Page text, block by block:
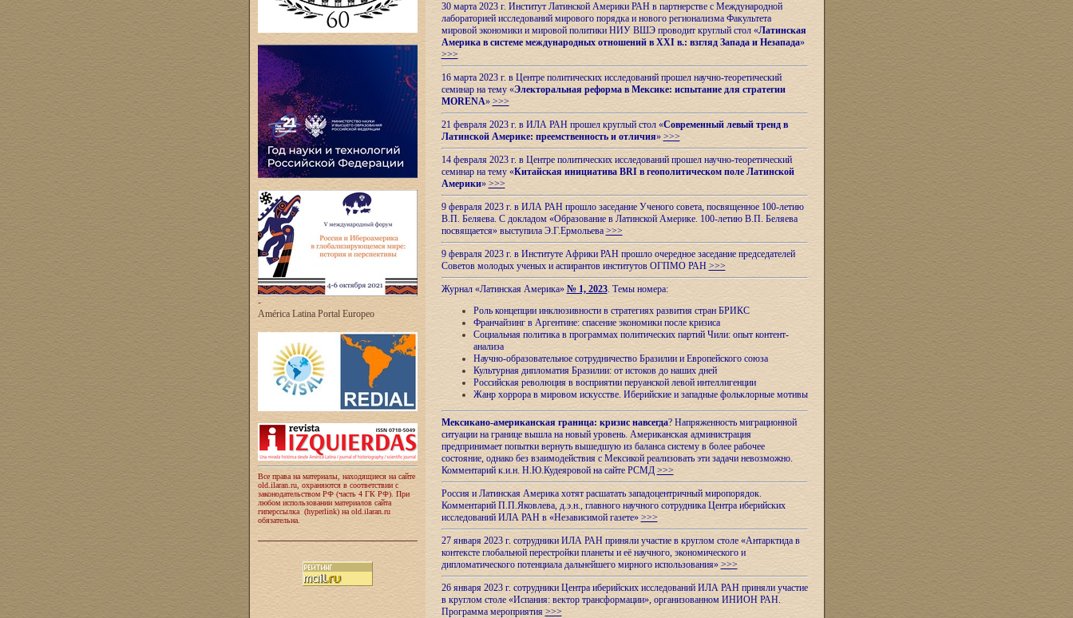
-
América Latina Portal Europeo
Все права на материалы, находящиеся на сайте
old.ilaran.ru, охраняются в соответствии с
законодательством РФ (часть 4 ГК РФ). При
любом использовании материалов сайта
гиперссылка (hyperlink) на old.ilaran.ru
обязательна.
30 марта 2023 г. Институт Латинской Америки РАН в партнерстве с Международной
лабораторией исследований мирового порядка и нового регионализма Факультета
мировой экономики и мировой политики НИУ ВШЭ проводит круглый стол «Латинская
Америка в системе международных отношений в XXI в.: взгляд Запада и Незапада»
>>>
16 марта 2023 г. в Центре политических исследований прошел научно-теоретический
семинар на тему «Электоральная реформа в Мексике: испытание для стратегии
MORENA» >>>
21 февраля 2023 г. в ИЛА РАН прошел круглый стол «Современный левый тренд в
Латинской Америке: преемственность и отличия» >>>
14 февраля 2023 г. в Центре политических исследований прошел научно-теоретический
семинар на тему «Китайская инициатива BRI в геополитическом поле Латинской
Америки» >>>
9 февраля 2023 г. в ИЛА РАН прошло заседание Ученого совета, посвященное 100-летию
В.П. Беляева. С докладом «Образование в Латинской Америке. 100-летию В.П. Беляева
посвящается» выступила Э.Г.Ермольева >>>
9 февраля 2023 г. в Институте Африки РАН прошло очередное заседание председателей
Советов молодых ученых и аспирантов институтов ОГПМО РАН >>>
Журнал «Латинская Америка» № 1, 2023. Темы номера:
Роль концепции инклюзивности в стратегиях развития стран БРИКС
Франчайзинг в Аргентине: спасение экономики после кризиса
Социальная политика в программах политических партий Чили: опыт контент-
анализа
Научно-образовательное сотрудничество Бразилии и Европейского союза
Культурная дипломатия Бразилии: от истоков до наших дней
Российская революция в восприятии перуанской левой интеллигенции
Жанр хоррора в мировом искусстве. Иберийские и западные фольклорные мотивы
Мексикано-американская граница: кризис навсегда? Напряженность миграционной
ситуации на границе вышла на новый уровень. Американская администрация
предпринимает попытки вернуть вышедшую из баланса систему в более рабочее
состояние, однако без взаимодействия с Мексикой реализовать эти задачи невозможно.
Комментарий к.и.н. Н.Ю.Кудеяровой на сайте РСМД >>>
Россия и Латинская Америка хотят расшатать западоцентричный миропорядок.
Комментарий П.П.Яковлева, д.э.н., главного научного сотрудника Центра иберийских
исследований ИЛА РАН в «Независимой газете» >>>
27 января 2023 г. сотрудники ИЛА РАН приняли участие в круглом столе «Антарктида в
контексте глобальной перестройки планеты и её научного, экономического и
дипломатического потенциала дальнейшего мирного использования» >>>
26 января 2023 г. сотрудники Центра иберийских исследований ИЛА РАН приняли участие
в круглом столе «Испания: вектор трансформации», организованном ИНИОН РАН.
Программа мероприятия>>>